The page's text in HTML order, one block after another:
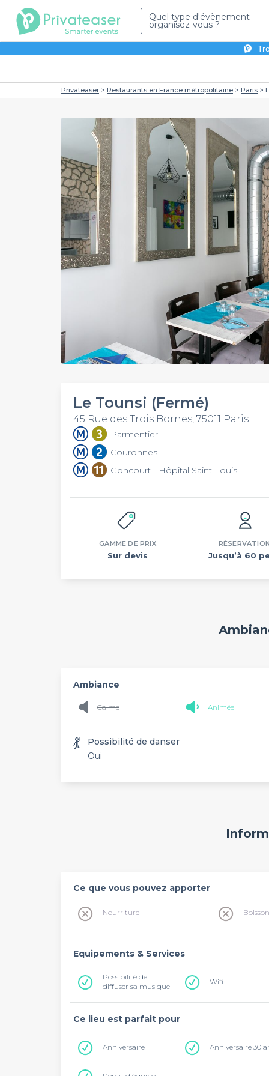
Quel type d'évènement
organisez-vous ?
Privateaser Restaurants en France métropolitaine Paris
Le Tounsi (Fermé)
45 Rue des Trois Bornes, 75011 Paris
Parmentier
Couronnes
Goncourt - Hôpital Saint Louis
GAMME DE PRIX
Sur devis
RÉSERVATION
Jusqu’à 60
Ambiance
Calme Animée
💃
Possibilité de danser
Oui
Ce que vous pouvez apporter
Nourriture
Equipements & Services
Possibilité de
diffuser sa musique
Wifi
Ce lieu est parfait pour
Anniversaire Anniversaire 30